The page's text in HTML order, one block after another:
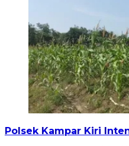
Polsek Kampar Kiri